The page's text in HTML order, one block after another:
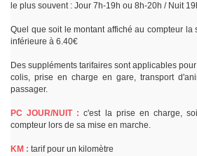
le plus souvent : Jour 7h-19h ou 8h-20h / Nuit
Quel que soit le montant affiché au compteur la
inférieure à 6.40€
Des suppléments tarifaires sont applicables
colis, prise en charge en gare, transport
passager.
PC JOUR/NUIT : c'est la prise en charge,
compteur lors de sa mise en marche.
KM : tarif pour un kilomètre